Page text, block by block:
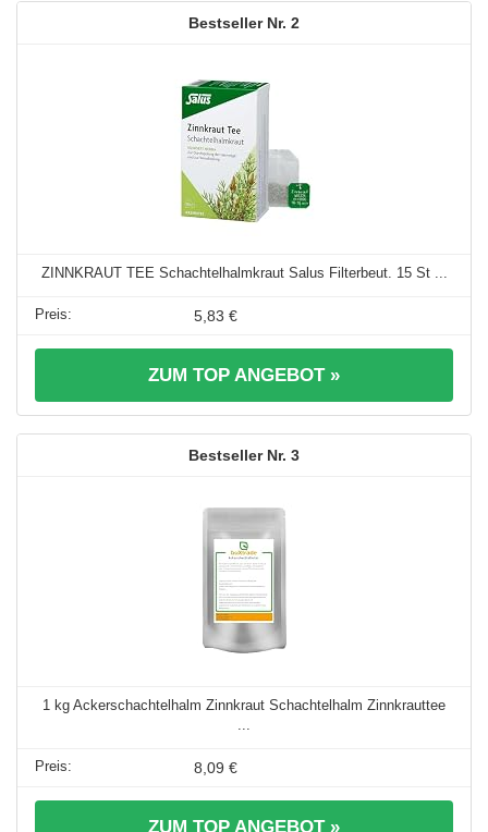
2
ZINNKRAUT TEE Schachtelhalmkraut Salus Filterbeut. 15 St ...
5,83 €
ZUM TOP ANGEBOT »
3
1 kg Ackerschachtelhalm Zinnkraut Schachtelhalm Zinnkrauttee
8,09 €
ZUM TOP ANGEBOT »